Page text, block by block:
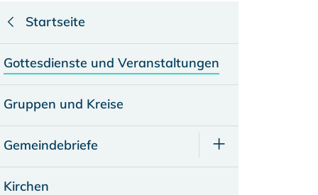
Startseite
Gottesdienste und Veranstaltungen
Gruppen und Kreise
Gemeindebriefe
Kirchen